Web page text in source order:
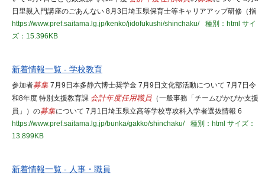
日里親入門講座のごあんない 8月3日埼玉県保育士等キャリアアップ研修（指
https://www.pref.saitama.lg.jp/kenko/jidofukushi/shinchaku/
種別：html サイ
ズ：15.396KB
新着情報一覧 - 学校教育
参加者募集 7月9日本多静六博士奨学金 7月9日文化部活動について 7月7日令
和8年度 特別支援教育課 会計年度任用職員 （一般事務「チームぴかぴか支援
員」）の募集について 7月1日埼玉県立高等学校専攻科入学者選抜情報 6
https://www.pref.saitama.lg.jp/bunka/gakko/shinchaku/
種別：html サイズ：
13.899KB
新着情報一覧 - 人事・職員